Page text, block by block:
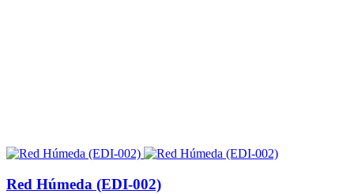
Red Húmeda (EDI-002)